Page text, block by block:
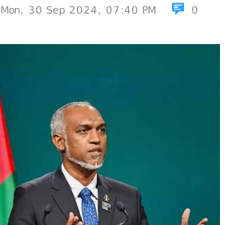
Mon, 30 Sep 2024, 07:40 PM 0